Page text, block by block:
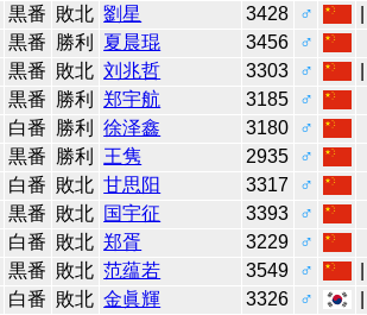
黒番 敗北 劉星 3428 ♂
黒番 勝利 夏晨琨 3456
♂
黒番 敗北 刘兆哲 3303 ♂
黒番 勝利 郑宇航 3185
♂
白番 勝利 徐泽鑫 3180
♂
黒番 勝利 王隽 2935
♂
白番 敗北 甘思阳 3317
♂
黒番 敗北 国宇征 3393
♂
白番 敗北 郑胥 3229
♂
黒番 敗北 范蕴若 3549 ♂
白番 敗北 金眞輝 3326 ♂